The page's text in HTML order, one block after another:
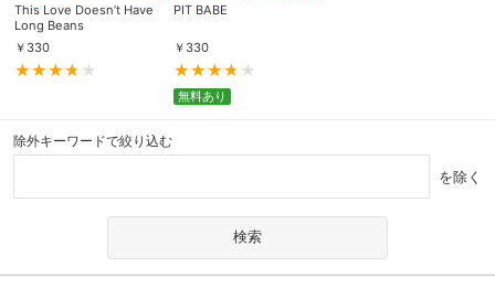
This Love Doesn’t Have
Long Beans
￥ 330
PIT BABE
￥ 330
無料あり
除外キーワードで絞り込む
を除く